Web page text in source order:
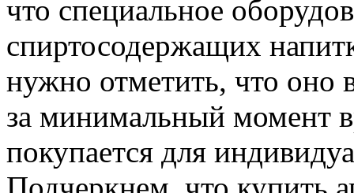
что специальное
спиртосодержащих
нужно отметить, что оно
за минимальный момент
покупается для